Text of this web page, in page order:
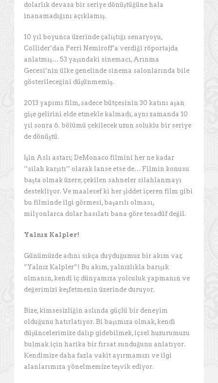
dolarlık devasa bir seriye dönüştüğüne hala
inanamadığını açıklamış.
10 yıl boyunca üzerinde çalıştığı senaryoyu,
Collider’dan Perri Nemiroff’a verdiği röportajda
anlatmış… 53 yaşındaki sinemacı, Arınma
Gecesi’nin ülke genelinde sinema salonlarında bile
gösterileceğini düşünmemiş.
2013 yapımı film, sadece bütçesinin 30 katını aşan
gişe gelirini elde etmekle kalmadı, aynı zamanda 10
yıl sonra 6. bölümü çekilecek uzun soluklu bir seriye
de dönüştü.
İşin Aslı astarı; DeMonaco filmini her ne kadar
‘’silah karşıtı’’ olarak lanse etse de… Filmin konusu
başta olmak üzere, çekilen sahneler silahlanmayı
destekliyor. Ve maalesef ki her şiddet içeren film gibi
bu filminde ilgi görmesi, başarılı olması,
milyonlarca dolar hasılatı bana göre tesadüf değil.
Yalnız Kalpler!
Günümüzde adını sıkça duyduğumuz bir akım var,
“Yalnız Kalpler”! Bu akım, yalnızlıkla barışık
olmanın, kendi iç dünyamıza yolculuk yapmanın ve
değerimizi keşfetmenin üzerinde duruyor.
Bize, kimsesizliğin aslında güçlü bir deneyim
olduğunu hatırlatıyor. Bi başımıza olmak, kendi
düşüncelerimize dalıp gidebilmek, içsel huzurumuzu
bulmak için harika bir fırsat sunduğunu anlatıyor.
Kendimize daha fazla vakit ayırmamızı ve ilgi
alanlarımıza yönelmemize teşvik ediyor.